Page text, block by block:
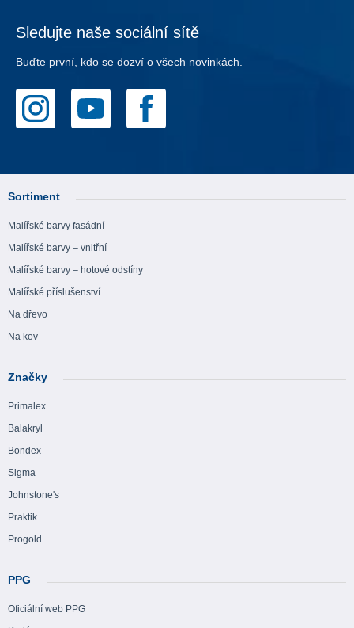
Sledujte naše sociální sítě
Buďte první, kdo se dozví o všech novinkách.
Sortiment
Malířské barvy fasádní
Malířské barvy – vnitřní
Malířské barvy – hotové odstíny
Malířské příslušenství
Na dřevo
Na kov
Značky
Primalex
Balakryl
Bondex
Sigma
Johnstone's
Praktik
Progold
PPG
Oficiální web PPG